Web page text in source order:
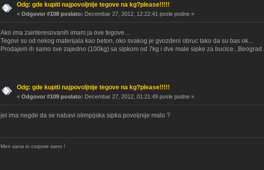
Odg: gde kupiti najpovoljnije tegove na kg?please!!!!!
« Odgovor #108 poslato: Decembar 27, 2012, 12:22:41 posle podne »
Ako ima zainteresovanih imam ja ove tegove...
Tegovi su od nekog materijala kao beton, oko svakog je gvozdeni obruc tako da su bas ok...
Prodajem ih samo sve zajedno (100kg) sa sipkom od 7kg i dve male sipke za bucice...Beograd.
Odg: gde kupiti najpovoljnije tegove na kg?please!!!!!
« Odgovor #109 poslato: Decembar 27, 2012, 01:21:49 posle podne »
jel ima negde da se nabavi olimpijska sipka povoljnije malo ?
Men sana in corpore sano !